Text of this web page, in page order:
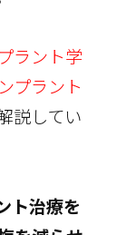
ラント学
プラント
説してい
ト治療を